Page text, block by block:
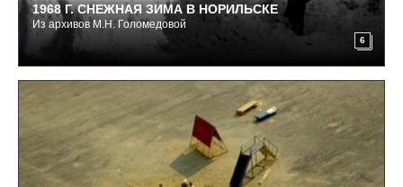
6
1968 Г. СНЕЖНАЯ ЗИМА В НОРИЛЬСКЕ
Из архивов М.Н. Голомедовой